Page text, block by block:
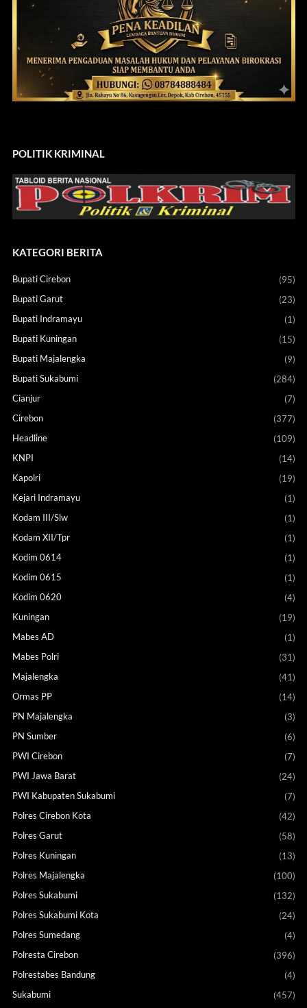
POLITIK KRIMINAL
KATEGORI BERITA
Bupati Cirebon
(95)
Bupati Garut
(23)
Bupati Indramayu
(1)
Bupati Kuningan
(15)
Bupati Majalengka
(9)
Bupati Sukabumi
(284)
Cianjur
(7)
Cirebon
(377)
Headline
(109)
KNPI
(14)
Kapolri
(19)
Kejari Indramayu
(1)
Kodam III/Slw
(1)
Kodam XII/Tpr
(1)
Kodim 0614
(1)
Kodim 0615
(1)
Kodim 0620
(4)
Kuningan
(19)
Mabes AD
(1)
Mabes Polri
(31)
Majalengka
(41)
Ormas PP
(14)
PN Majalengka
(3)
PN Sumber
(6)
PWI Cirebon
(7)
PWI Jawa Barat
(24)
PWI Kabupaten Sukabumi
(7)
Polres Cirebon Kota
(42)
Polres Garut
(58)
Polres Kuningan
(13)
Polres Majalengka
(100)
Polres Sukabumi
(132)
Polres Sukabumi Kota
(24)
Polres Sumedang
(4)
Polresta Cirebon
(396)
Polrestabes Bandung
(4)
Sukabumi
(457)